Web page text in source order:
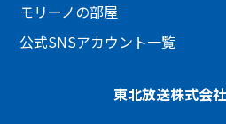
モリーノの部屋
公式SNSアカウント一覧
東北放送株式会社